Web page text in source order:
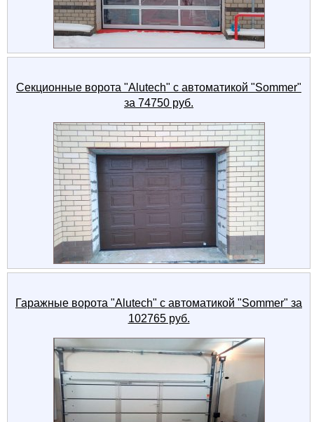
Секционные ворота "Alutech" с автоматикой "Sommer"
за 74750 руб.
Гаражные ворота "Alutech" с автоматикой "Sommer" за
102765 руб.